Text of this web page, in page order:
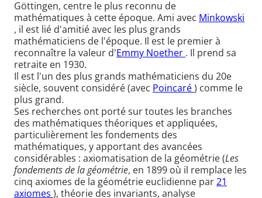
Göttingen, centre le plus reconnu de
mathématiques à cette époque. Ami avec Minkowski
, il est lié d'amitié avec les plus grands
mathématiciens de l'époque. Il est le premier à
reconnaître la valeur d'Emmy Noether . Il prend sa
retraite en 1930.
Il est l'un des plus grands mathématiciens du 20e
siècle, souvent considéré (avec Poincaré) comme le
plus grand.
Ses recherches ont porté sur toutes les branches
des mathématiques théoriques et appliquées,
particulièrement les fondements des
mathématiques, y apportant des avancées
considérables : axiomatisation de la géométrie (Les
fondements de la géométrie, en 1899 où il remplace les
cinq axiomes de la géométrie euclidienne par21
axiomes ), théorie des invariants, analyse